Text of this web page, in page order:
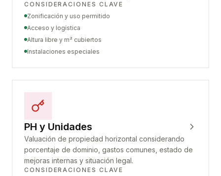
CONSIDERACIONES CLAVE
Zonificación y uso permitido
Acceso y logística
Altura libre y m² cubiertos
Instalaciones especiales
PH y Unidades
Valuación de propiedad horizontal considerando
porcentaje de dominio, gastos comunes, estado de
mejoras internas y situación legal.
CONSIDERACIONES CLAVE